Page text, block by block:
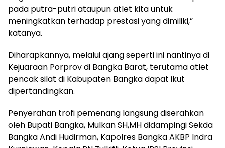
pada putra-putri ataupun atlet kita untuk
meningkatkan terhadap prestasi yang dimiliki,”
katanya.
Diharapkannya, melalui ajang seperti ini nantinya di
Kejuaraan Porprov di Bangka Barat, terutama atlet
pencak silat di Kabupaten Bangka dapat ikut
dipertandingkan.
Penyerahan trofi pemenang langsung diserahkan
oleh Bupati Bangka, Mulkan SH,MH didampingi Sekda
Bangka Andi Hudirman, Kapolres Bangka AKBP Indra